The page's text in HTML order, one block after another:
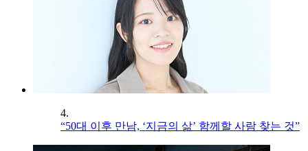
4.
“50대 이후 만남, ‘지금의 삶’ 함께할 사람 찾는 것”